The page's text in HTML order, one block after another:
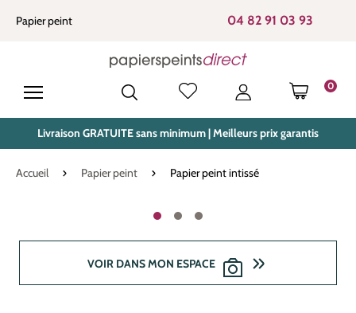
principal
Papier peint 04 82 91 03 93
0
LE
Livraison GRATUITE sans minimum | Meilleurs prix garantis
Accueil Papier peint Papier peint intissé
VOIR DANS MON ESPACE